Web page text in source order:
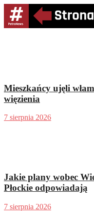
Mieszkańcy ujęli
więzienia
7 sierpnia 2026
Jakie plany wobec
Płockie odpowiadają
7 sierpnia 2026